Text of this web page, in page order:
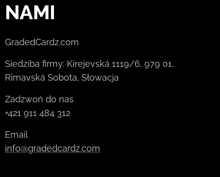
NAMI
GradedCardz.com
Siedziba firmy: Kirejevská 1119/6, 979 01,
Rimavská Sobota, Słowacja
Zadzwoń do nas
+421 911 484 312
Email
info@gradedcardz.com